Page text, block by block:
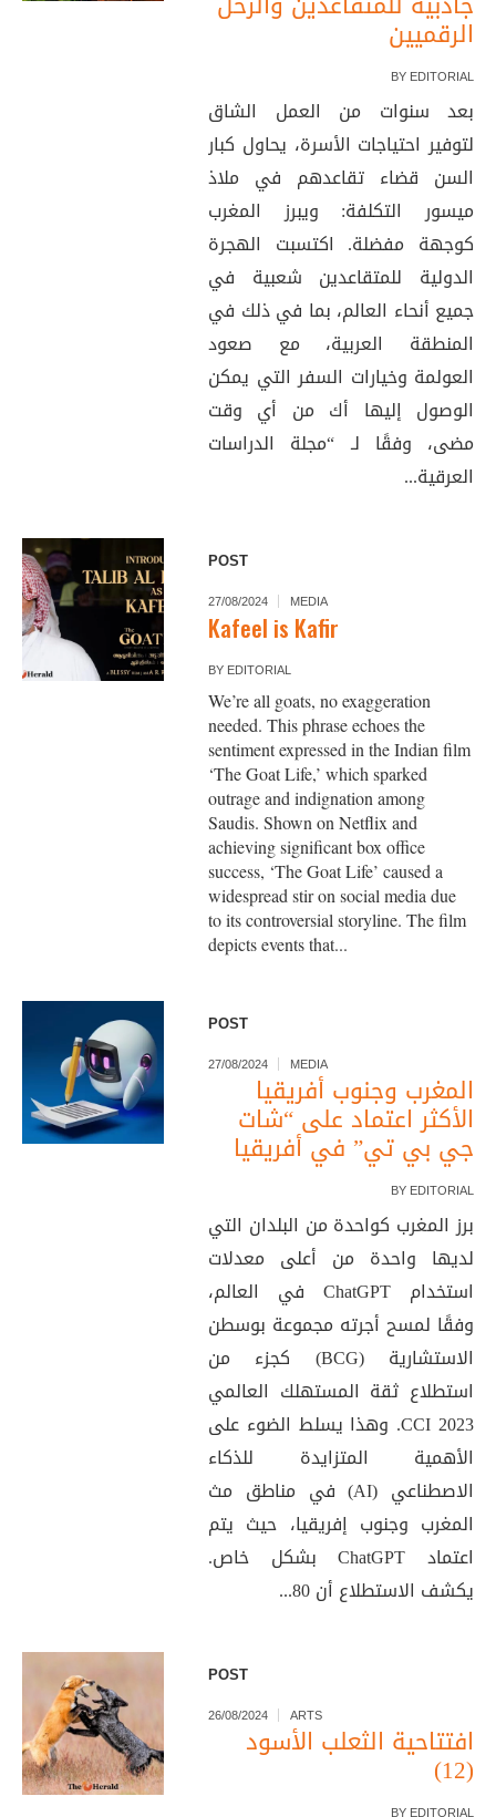
الرقميين
BY EDITORIAL
بعد سنوات من العمل الشاق
لتوفير احتياجات الأسرة، يحاول كبار
السن قضاء تقاعدهم في ملاذ
ميسور التكلفة: ويبرز المغرب
كوجهة مفضلة. اكتسبت الهجرة
الدولية للمتقاعدين شعبية في
جميع أنحاء العالم، بما في ذلك في
المنطقة العربية، مع صعود
العولمة وخيارات السفر التي يمكن
الوصول إليها أك من أي وقت
مضى، وفقًا لـ “مجلة الدراسات
العرقية...
POST
27/08/2024 MEDIA
Kafeel is Kafir
BY EDITORIAL
We’re all goats, no exaggeration
needed. This phrase echoes the
sentiment expressed in the Indian film
‘The Goat Life,’ which sparked
outrage and indignation among
Saudis. Shown on Netflix and
achieving significant box office
success, ‘The Goat Life’ caused a
widespread stir on social media due
to its controversial storyline. The film
depicts events that...
POST
27/08/2024 MEDIA
المغرب وجنوب أفريقيا
الأكثر اعتماد على “شات
جي بي تي” في أفريقيا
BY EDITORIAL
برز المغرب كواحدة من البلدان التي
لديها واحدة من أعلى معدلات
استخدام ChatGPT في العالم،
وفقًا لمسح أجرته مجموعة بوسطن
الاستشارية (BCG) كجزء من
استطلاع ثقة المستهلك العالمي
CCI 2023. وهذا يسلط الضوء على
الأهمية المتزايدة للذكاء
الاصطناعي (AI) في مناطق مث
المغرب وجنوب إفريقيا، حيث يتم
اعتماد ChatGPT بشكل خاص.
يكشف الاستطلاع أن 80...
POST
26/08/2024 ARTS
افتتاحية الثعلب الأسود
(12)
BY EDITORIAL